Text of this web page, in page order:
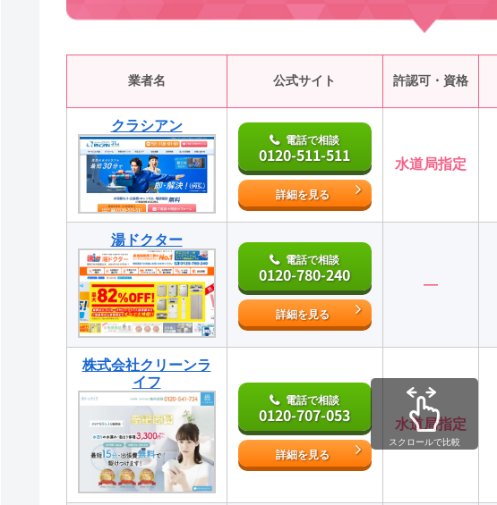
業者名 公式サイト 許認可・資格
クラシアン
電話で相談
0120-511-511
詳細を見る
水道局指定
湯ドクター
電話で相談
0120-780-240
詳細を見る
―
株式会社クリーンラ
イフ
電話で相談
0120-707-053
詳細を見る
水道局指定
スクロールで比較